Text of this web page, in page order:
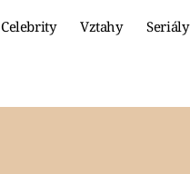
Celebrity Vztahy Seriály